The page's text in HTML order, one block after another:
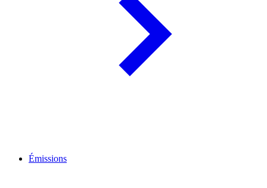
Émissions